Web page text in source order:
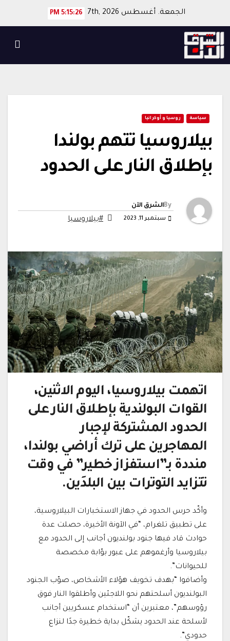
content
الجمعة. أغسطس 7th, 2026 5:15:27 PM
سياسة روسيا و أوكرانيا
بيلاروسيا تتهم بولندا
بإطلاق النار على الحدود
Byالشرق الآن
سبتمبر 11, 2023 #بيلاروسيا
اتهمت بيلاروسيا، اليوم الاثنين،
القوات البولندية بإطلاق النار على
الحدود المشتركة لإجبار
المهاجرين على ترك أراضي بولندا،
منددة بـ”استفزاز خطير” في وقت
تتزايد التوترات بين البلدَين.
وأكّد حرس الحدود في جهاز الاستخبارات البيلاروسية،
على تطبيق تلغرام، “في الآونة الأخيرة، حصلت عدة
حوادث قاد فيها جنود بولنديون أجانب إلى الحدود مع
بيلاروسيا وأرغموهم على عبور بوّابة مخصصة
للحيوانات”.
وأضافوا “بهدف تخويف هؤلاء الأشخاص، صوّب الجنود
البولنديون أسلحتهم نحو اللاجئين وأطلقوا النار فوق
رؤوسهم”، معتبرين أن “استخدام عسكريين أجانب
لأسلحة عند الحدود يشكّل بداية خطيرة جدًا لنزاع
حدودي”.